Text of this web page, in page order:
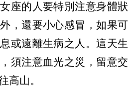
座的人要特別注意身體狀
，還要小心感冒，如果可
或遠離生病之人。這天生
須注意血光之災，留意交
高山。